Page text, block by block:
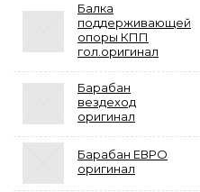
Балка
поддерживающей
опоры КПП
гол.оригинал
Барабан
вездеход
оригинал
Барабан ЕВРО
оригинал